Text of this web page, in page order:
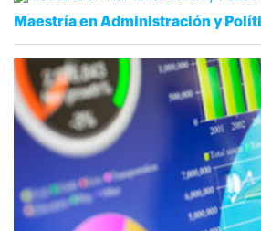
Maestría en Administración y